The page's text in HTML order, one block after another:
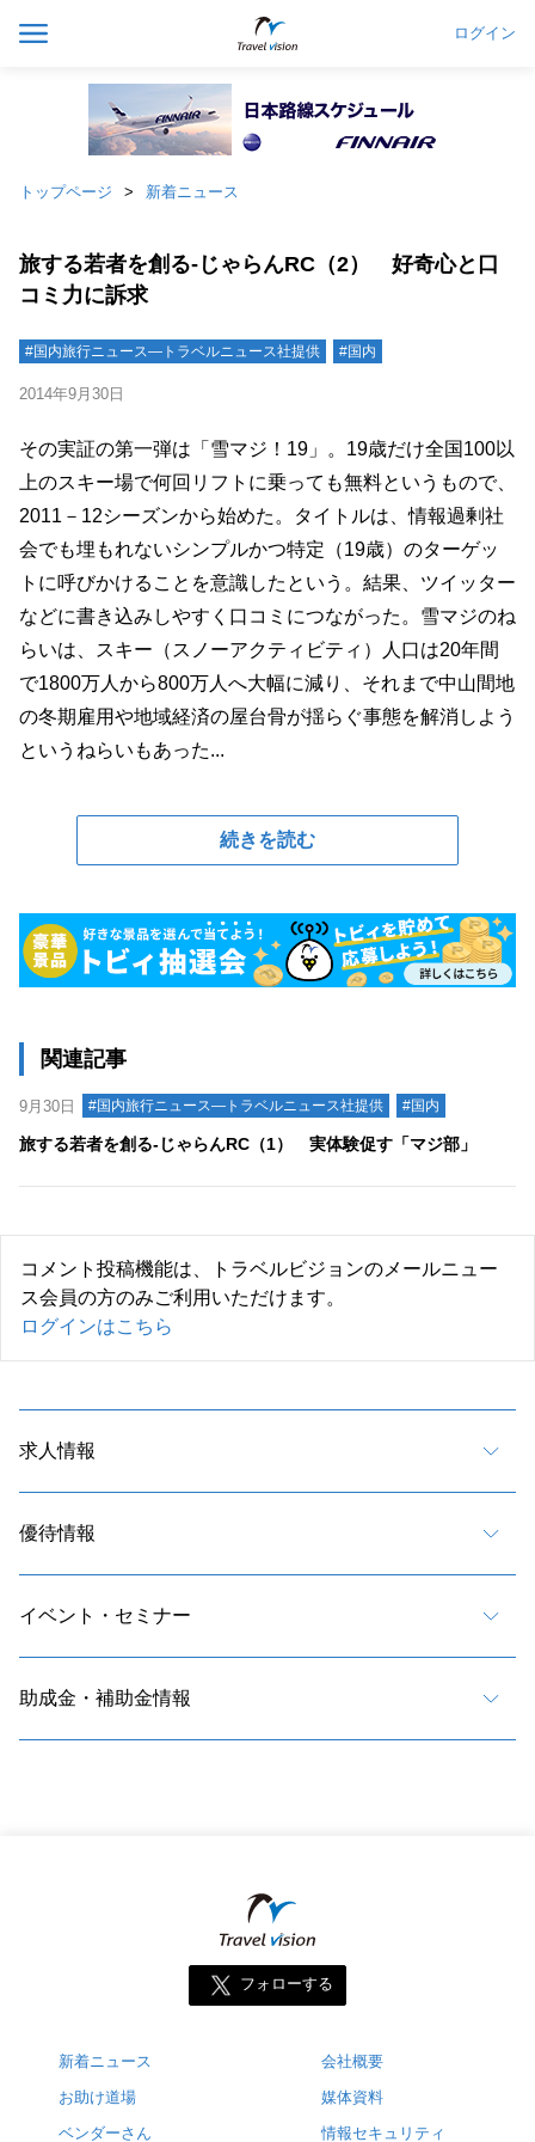
ログイン
トップページ 新着ニュース
旅する若者を創る-じゃらんRC（2） 好奇心と口
コミ力に訴求
#国内旅行ニュース―トラベルニュース社提供 #国内
2014年9月30日
その実証の第一弾は「雪マジ！19」。19歳だけ全国100以
上のスキー場で何回リフトに乗っても無料というもので、
2011－12シーズンから始めた。タイトルは、情報過剰社
会でも埋もれないシンプルかつ特定（19歳）のターゲッ
トに呼びかけることを意識したという。結果、ツイッター
などに書き込みしやすく口コミにつながった。雪マジのね
らいは、スキー（スノーアクティビティ）人口は20年間
で1800万人から800万人へ大幅に減り、それまで中山間地
の冬期雇用や地域経済の屋台骨が揺らぐ事態を解消しよう
というねらいもあった...
続きを読む
関連記事
9月30日 #国内旅行ニュース―トラベルニュース社提供 #国内
旅する若者を創る-じゃらんRC（1） 実体験促す「マジ部」
コメント投稿機能は、トラベルビジョンのメールニュー
ス会員の方のみご利用いただけます。
ログインはこちら
求人情報
優待情報
イベント・セミナー
助成金・補助金情報
フォローする
新着ニュース
お助け道場
ベンダーさん
会社概要
媒体資料
情報セキュリティ